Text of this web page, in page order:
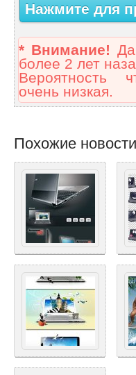
Нажмите для
* Внимание!
более 2 лет
Вероятность
очень низкая.
Похожие новости